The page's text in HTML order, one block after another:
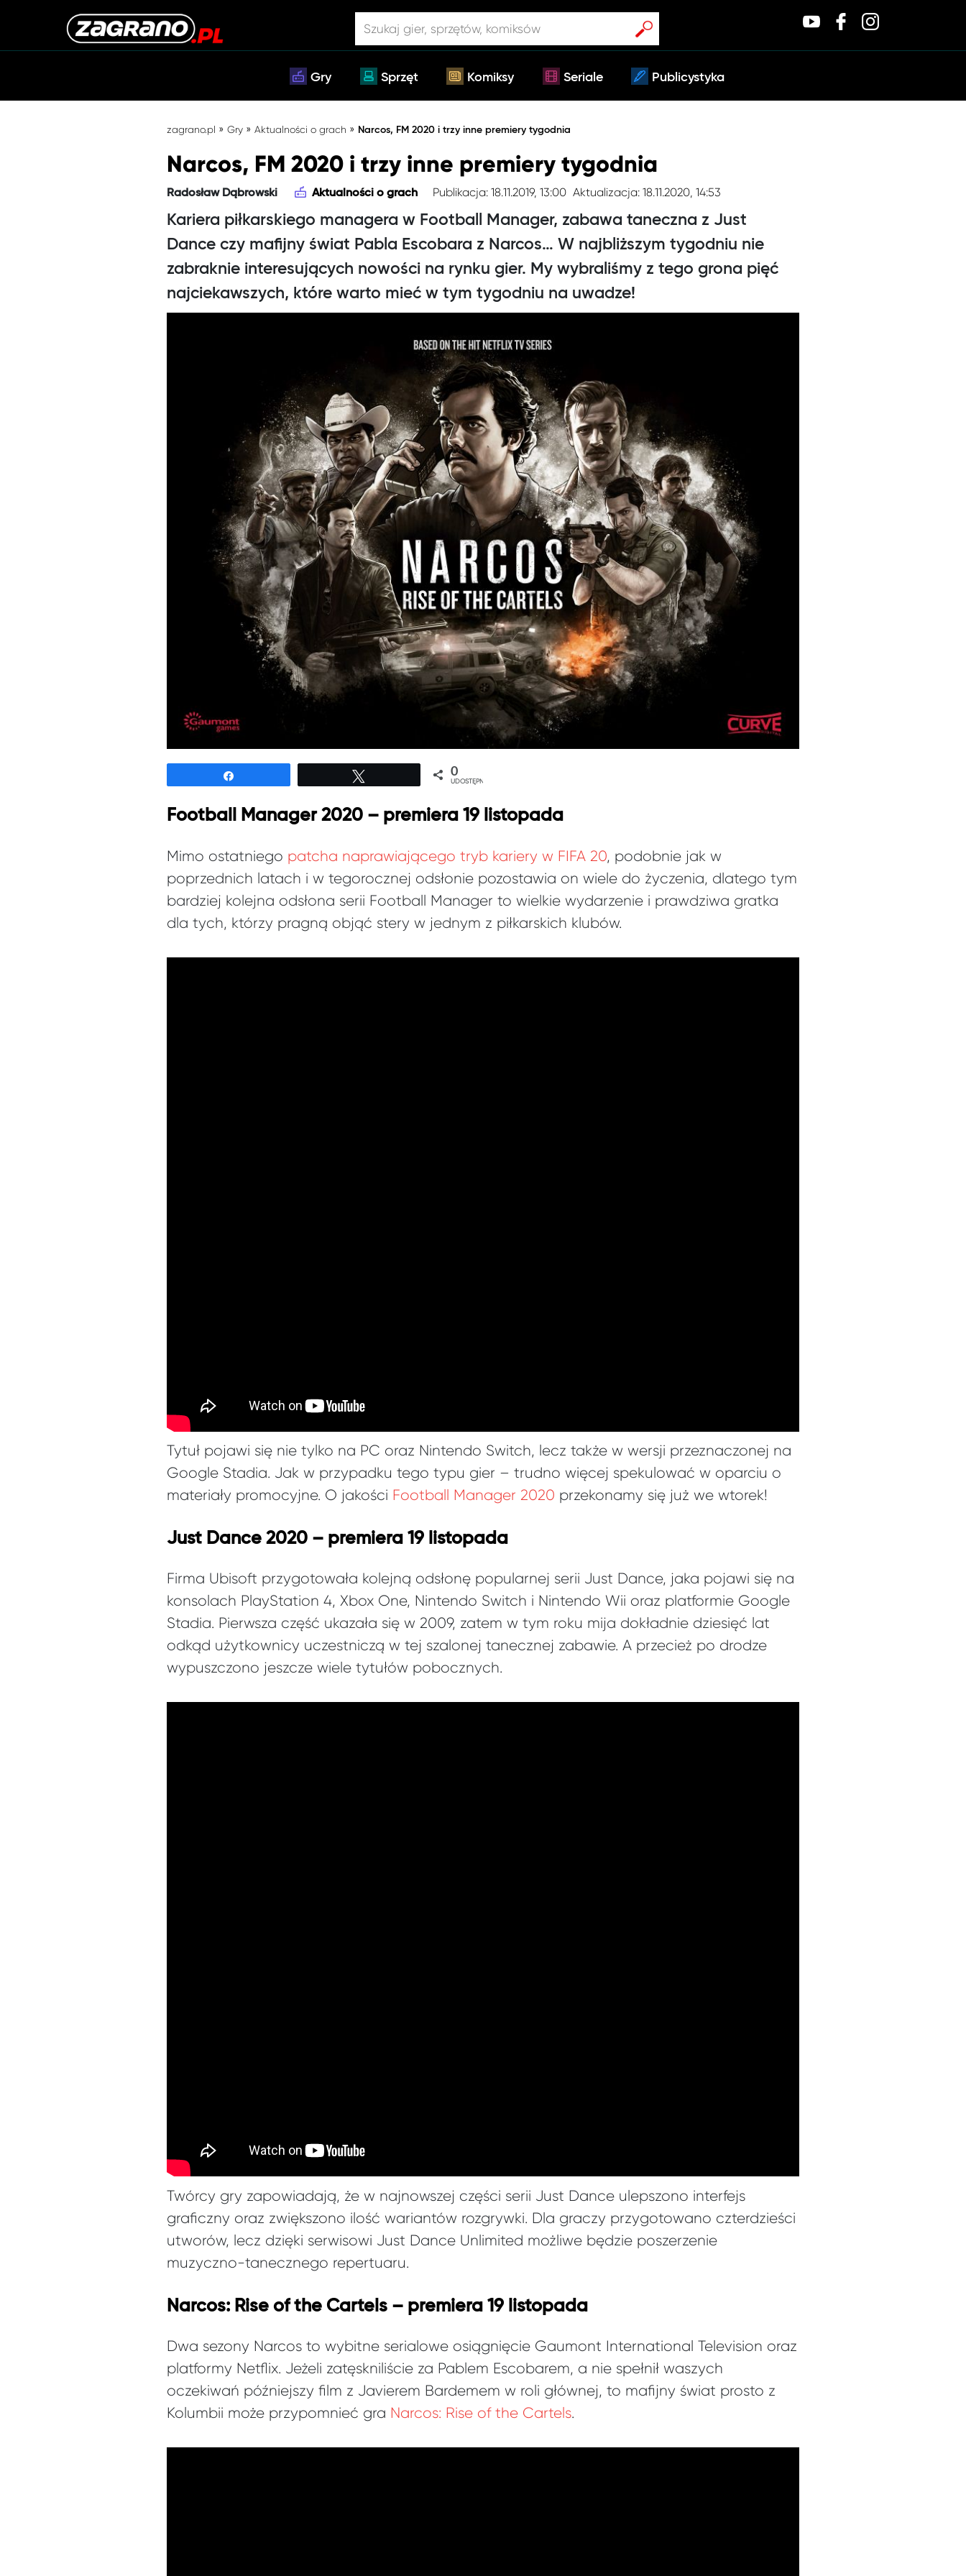
Gry Sprzęt Komiksy Seriale Publicystyka
zagrano.pl » Gry » Aktualności o grach » Narcos, FM 2020 i trzy inne premiery tygodnia
Narcos, FM 2020 i trzy inne premiery tygodnia
Radosław Dąbrowski Aktualności o grach Publikacja: 18.11.2019, 13:00 Aktualizacja: 18.11.2020, 14:53
Kariera piłkarskiego managera w Football Manager, zabawa taneczna z Just
Dance czy mafijny świat Pabla Escobara z Narcos… W najbliższym tygodniu nie
zabraknie interesujących nowości na rynku gier. My wybraliśmy z tego grona pięć
najciekawszych, które warto mieć w tym tygodniu na uwadze!
0
UDOSTĘPNIEŃ
Football Manager 2020 – premiera 19 listopada
Mimo ostatniego patcha naprawiającego tryb kariery w FIFA 20, podobnie jak w
poprzednich latach i w tegorocznej odsłonie pozostawia on wiele do życzenia, dlatego tym
bardziej kolejna odsłona serii Football Manager to wielkie wydarzenie i prawdziwa gratka
dla tych, którzy pragną objąć stery w jednym z piłkarskich klubów.
Tytuł pojawi się nie tylko na PC oraz Nintendo Switch, lecz także w wersji przeznaczonej na
Google Stadia. Jak w przypadku tego typu gier – trudno więcej spekulować w oparciu o
materiały promocyjne. O jakości Football Manager 2020 przekonamy się już we wtorek!
Just Dance 2020 – premiera 19 listopada
Firma Ubisoft przygotowała kolejną odsłonę popularnej serii Just Dance, jaka pojawi się na
konsolach PlayStation 4, Xbox One, Nintendo Switch i Nintendo Wii oraz platformie Google
Stadia. Pierwsza część ukazała się w 2009, zatem w tym roku mija dokładnie dziesięć lat
odkąd użytkownicy uczestniczą w tej szalonej tanecznej zabawie. A przecież po drodze
wypuszczono jeszcze wiele tytułów pobocznych.
Twórcy gry zapowiadają, że w najnowszej części serii Just Dance ulepszono interfejs
graficzny oraz zwiększono ilość wariantów rozgrywki. Dla graczy przygotowano czterdzieści
utworów, lecz dzięki serwisowi Just Dance Unlimited możliwe będzie poszerzenie
muzyczno-tanecznego repertuaru.
Narcos: Rise of the Cartels – premiera 19 listopada
Dwa sezony Narcos to wybitne serialowe osiągnięcie Gaumont International Television oraz
platformy Netflix. Jeżeli zatęskniliście za Pablem Escobarem, a nie spełnił waszych
oczekiwań późniejszy film z Javierem Bardemem w roli głównej, to mafijny świat prosto z
Kolumbii może przypomnieć gra Narcos: Rise of the Cartels.